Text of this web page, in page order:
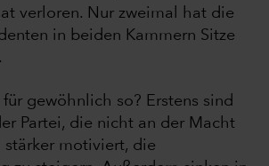
verloren. Nur zweimal hat die
in beiden Kammern Sitze
gewöhnlich so? Erstens sind
Partei, die nicht an der Macht
stärker motiviert, die